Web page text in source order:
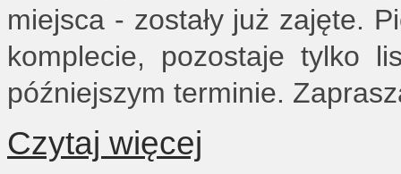
miejsca - zostały już zajęte.
komplecie, pozostaje tylko
późniejszym terminie.
Czytaj więcej